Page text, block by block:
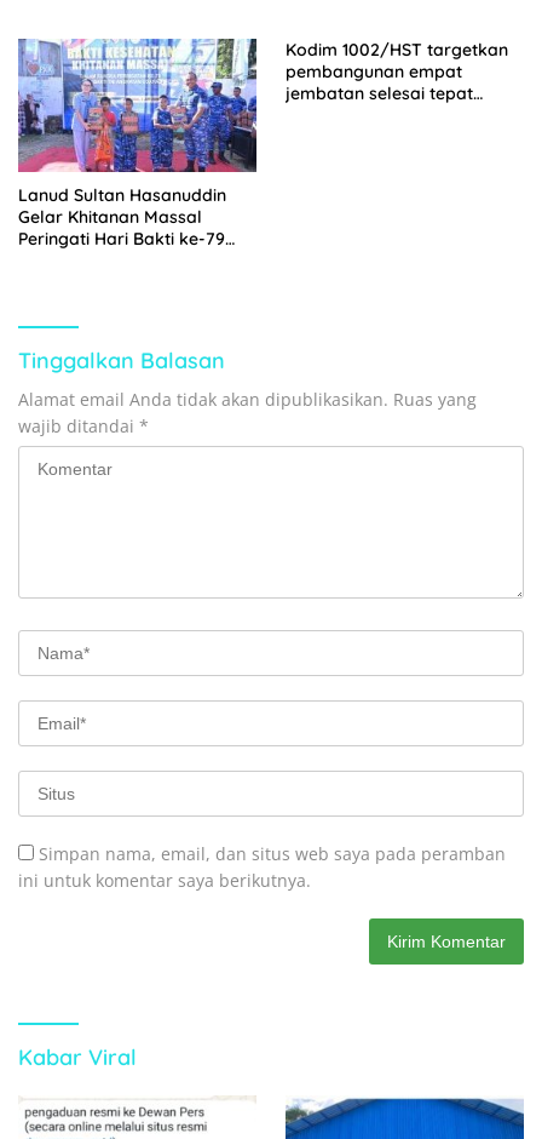
Lanud Sultan Hasanuddin
Gelar Khitanan Massal
Peringati Hari Bakti ke-79
Kodim 1002/HST targetkan
pembangunan empat
jembatan selesai tepat
Tinggalkan Balasan
Alamat email Anda tidak akan dipublikasikan. Ruas yang
wajib ditandai *
Simpan nama, email, dan situs web saya pada peramban
ini untuk komentar saya berikutnya.
Kabar Viral